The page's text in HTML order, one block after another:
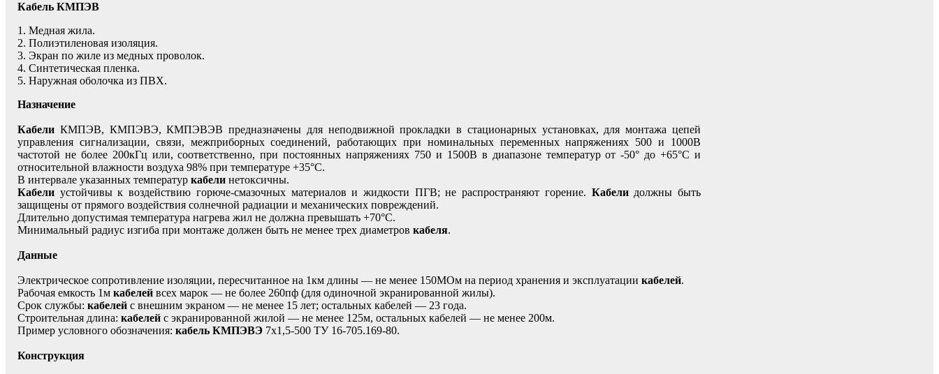
Кабель КМПЭВ
1. Медная жила.
2. Полиэтиленовая изоляция.
3. Экран по жиле из медных проволок.
4. Синтетическая пленка.
5. Наружная оболочка из ПВХ.
Назначение
Кабели КМПЭВ, КМПЭВЭ, КМПЭВЭВ предназначены для неподвижной прокладки в стационарных установках, для монтажа цепей
управления сигнализации, связи, межприборных соединений, работающих при номинальных переменных напряжениях 500 и 1000В
частотой не более 200кГц или, соответственно, при постоянных напряжениях 750 и 1500В в диапазоне температур от -50° до +65°С и
относительной влажности воздуха 98% при температуре +35°С.
В интервале указанных температур кабели нетоксичны.
Кабели устойчивы к воздействию горюче-смазочных материалов и жидкости ПГВ; не распространяют горение. Кабелидолжны быть
защищены от прямого воздействия солнечной радиации и механических повреждений.
Длительно допустимая температура нагрева жил не должна превышать +70°С.
Минимальный радиус изгиба при монтаже должен быть не менее трех диаметров кабеля.
Данные
Электрическое сопротивление изоляции, пересчитанное на 1км длины — не менее 150МОм на период хранения и эксплуатации кабелей.
Рабочая емкость 1м кабелей всех марок — не более 260пф (для одиночной экранированной жилы).
Срок службы: кабелей с внешним экраном — не менее 15 лет; остальных кабелей — 23 года.
Строительная длина: кабелей с экранированной жилой — не менее 125м, остальных кабелей — не менее 200м.
Пример условного обозначения: кабель КМПЭВЭ 7х1,5-500 ТУ 16-705.169-80.
Конструкция